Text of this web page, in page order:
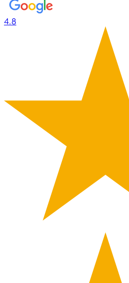
4.8